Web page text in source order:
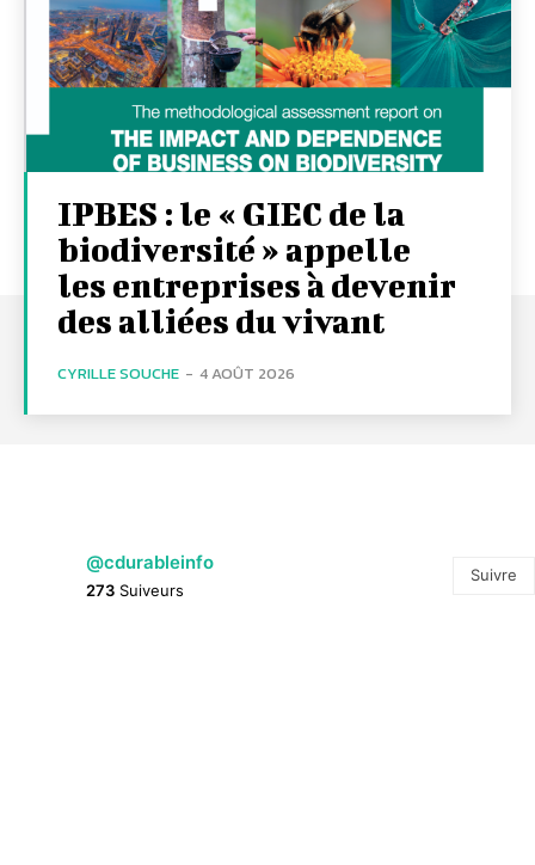
IPBES : le « GIEC de la
biodiversité » appelle
les entreprises à devenir
des alliées du vivant
CYRILLE SOUCHE - 4 AOÛT 2026
@cdurableinfo
273 Suiveurs
Suivre